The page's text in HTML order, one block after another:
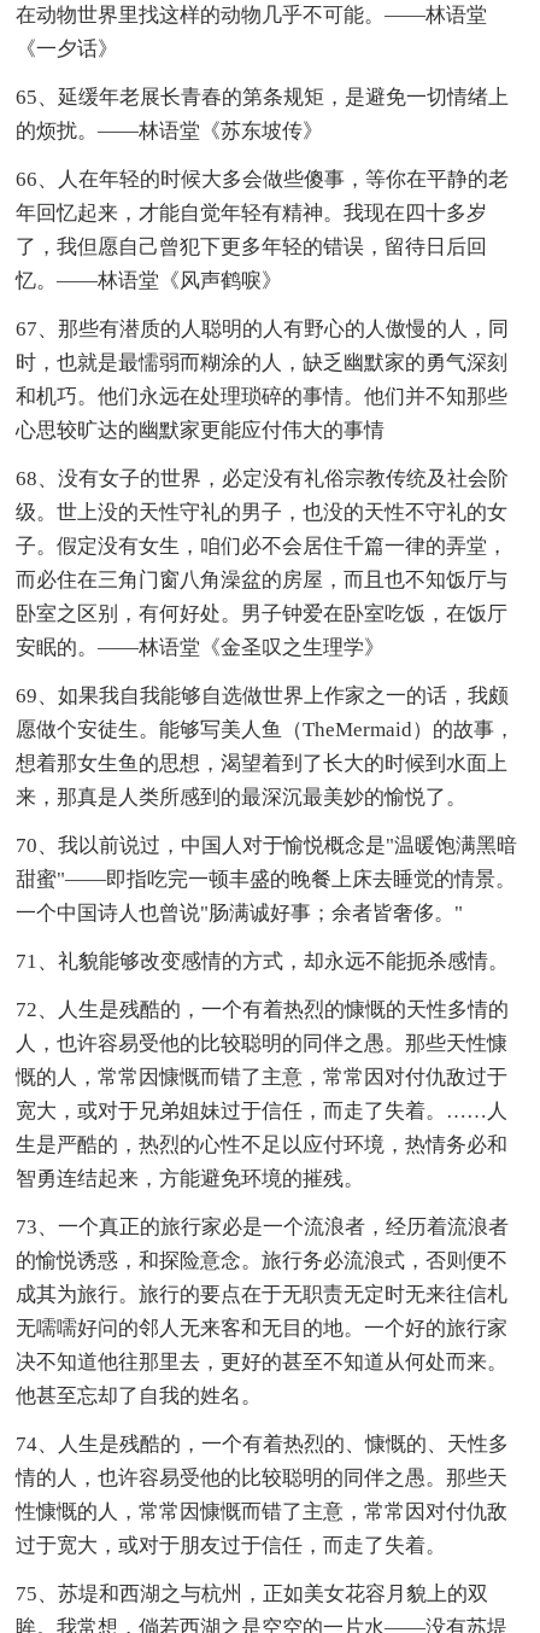
在动物世界里找这样的动物几乎不可能。——林语堂
《一夕话》
65、延缓年老展长青春的第条规矩，是避免一切情绪上
的烦扰。——林语堂《苏东坡传》
66、人在年轻的时候大多会做些傻事，等你在平静的老
年回忆起来，才能自觉年轻有精神。我现在四十多岁
了，我但愿自己曾犯下更多年轻的错误，留待日后回
忆。——林语堂《风声鹤唳》
67、那些有潜质的人聪明的人有野心的人傲慢的人，同
时，也就是最懦弱而糊涂的人，缺乏幽默家的勇气深刻
和机巧。他们永远在处理琐碎的事情。他们并不知那些
心思较旷达的幽默家更能应付伟大的事情
68、没有女子的世界，必定没有礼俗宗教传统及社会阶
级。世上没的天性守礼的男子，也没的天性不守礼的女
子。假定没有女生，咱们必不会居住千篇一律的弄堂，
而必住在三角门窗八角澡盆的房屋，而且也不知饭厅与
卧室之区别，有何好处。男子钟爱在卧室吃饭，在饭厅
安眠的。——林语堂《金圣叹之生理学》
69、如果我自我能够自选做世界上作家之一的话，我颇
愿做个安徒生。能够写美人鱼（TheMermaid）的故事，
想着那女生鱼的思想，渴望着到了长大的时候到水面上
来，那真是人类所感到的最深沉最美妙的愉悦了。
70、我以前说过，中国人对于愉悦概念是"温暖饱满黑暗
甜蜜"——即指吃完一顿丰盛的晚餐上床去睡觉的情景。
一个中国诗人也曾说"肠满诚好事；余者皆奢侈。"
71、礼貌能够改变感情的方式，却永远不能扼杀感情。
72、人生是残酷的，一个有着热烈的慷慨的天性多情的
人，也许容易受他的比较聪明的同伴之愚。那些天性慷
慨的人，常常因慷慨而错了主意，常常因对付仇敌过于
宽大，或对于兄弟姐妹过于信任，而走了失着。……人
生是严酷的，热烈的心性不足以应付环境，热情务必和
智勇连结起来，方能避免环境的摧残。
73、一个真正的旅行家必是一个流浪者，经历着流浪者
的愉悦诱惑，和探险意念。旅行务必流浪式，否则便不
成其为旅行。旅行的要点在于无职责无定时无来往信札
无嚅嚅好问的邻人无来客和无目的地。一个好的旅行家
决不知道他往那里去，更好的甚至不知道从何处而来。
他甚至忘却了自我的姓名。
74、人生是残酷的，一个有着热烈的、慷慨的、天性多
情的人，也许容易受他的比较聪明的同伴之愚。那些天
性慷慨的人，常常因慷慨而错了主意，常常因对付仇敌
过于宽大，或对于朋友过于信任，而走了失着。
75、苏堤和西湖之与杭州，正如美女花容月貌上的双
眸。我常想，倘若西湖之是空空的一片水——没有苏堤